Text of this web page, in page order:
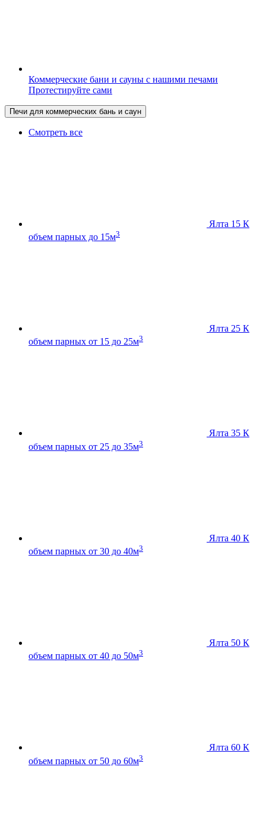
Коммерческие бани и сауны с нашими печами
Протестируйте сами
Печи для коммерческих бань и саун
Смотреть все
Ялта 15 К
объем парных до 15м3
Ялта 25 К
объем парных от 15 до 25м3
Ялта 35 К
объем парных от 25 до 35м3
Ялта 40 К
объем парных от 30 до 40м3
Ялта 50 К
объем парных от 40 до 50м3
Ялта 60 К
объем парных от 50 до 60м3